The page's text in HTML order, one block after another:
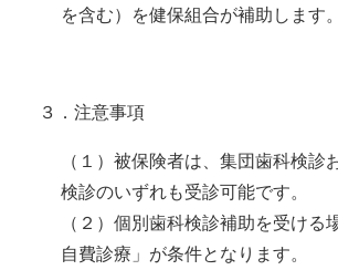
を含む）を健保組合が補助します。
３．注意事項
（１）被保険者は、集団歯科検診
検診のいずれも受診可能です。
（２）個別歯科検診補助を受ける
自費診療」が条件となります。